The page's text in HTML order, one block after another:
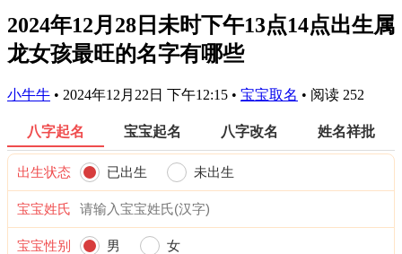
2024年12月28日未时下午13点14点出生属
龙女孩最旺的名字有哪些
小牛牛 • 2024年12月22日 下午12:15 • 宝宝取名 • 阅读 252
八字起名 宝宝起名 八字改名 姓名祥批
出生状态 已出生 未出生
宝宝姓氏
宝宝性别 男 女